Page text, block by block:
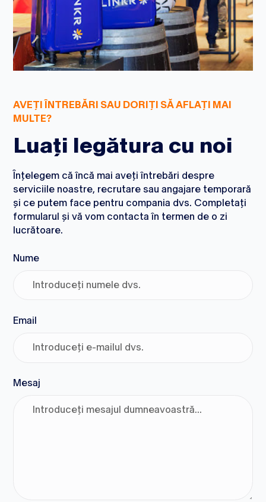
AVEȚI ÎNTREBĂRI SAU DORIȚI SĂ AFLAȚI MAI
MULTE?
Luați legătura cu noi
Înțelegem că încă mai aveți întrebări despre
serviciile noastre, recrutare sau angajare temporară
și ce putem face pentru compania dvs. Completați
formularul și vă vom contacta în termen de o zi
lucrătoare.
Nume
Email
Mesaj